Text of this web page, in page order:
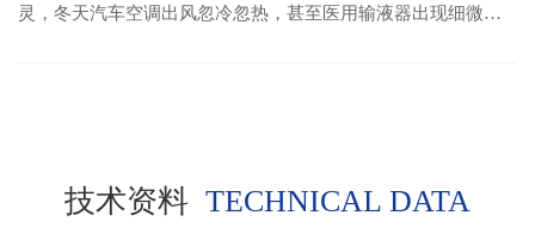
灵，冬天汽车空调出风忽冷忽热，甚至医用输液器出现细微渗
技术资料 TECHNICAL DATA